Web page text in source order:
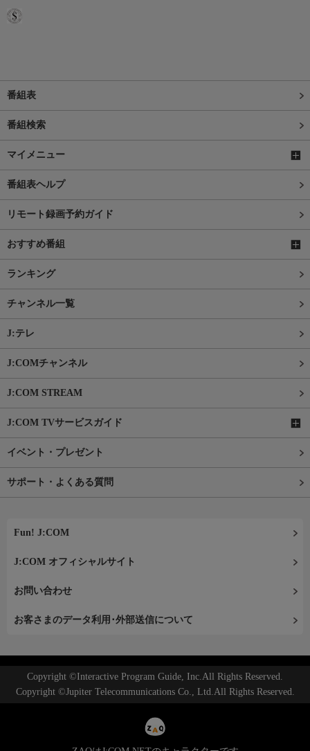
番組表
番組検索
マイメニュー
番組表ヘルプ
リモート録画予約ガイド
おすすめ番組
ランキング
チャンネル一覧
J:テレ
J:COMチャンネル
J:COM STREAM
J:COM TVサービスガイド
イベント・プレゼント
サポート・よくある質問
Fun! J:COM
J:COM オフィシャルサイト
お問い合わせ
お客さまのデータ利用･外部送信について
Copyright ©Interactive Program Guide, Inc.All Rights Reserved.
Copyright ©Jupiter Telecommunications Co., Ltd.All Rights Reserved.